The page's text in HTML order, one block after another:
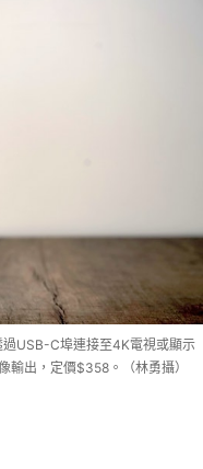
USB-C埠連接至4K電視或顯示
出，定價$358。（林勇攝）